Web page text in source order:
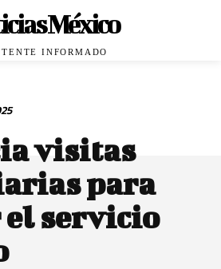
México
INFORMADO
visitas
para
servicio